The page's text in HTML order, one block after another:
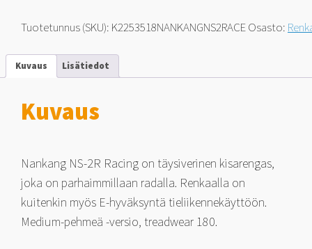
180
87
Tuotetunnus (SKU): K2253518NANKANGNS2RACEOsasto:
Kuvaus Lisätiedot
Kuvaus
Nankang NS-2R Racing on täysiverinen kisarengas,
joka on parhaimmillaan radalla. Renkaalla on
kuitenkin myös E-hyväksyntä tieliikennekäyttöön.
Medium-pehmeä -versio, treadwear 180.